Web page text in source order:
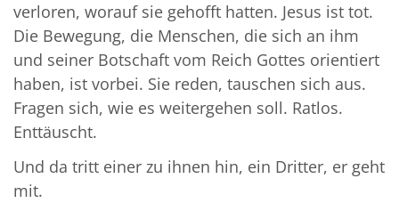
verloren, worauf sie gehofft hatten. Jesus ist tot.
Die Bewegung, die Menschen, die sich an ihm
und seiner Botschaft vom Reich Gottes orientiert
haben, ist vorbei. Sie reden, tauschen sich aus.
Fragen sich, wie es weitergehen soll. Ratlos.
Enttäuscht.
Und da tritt einer zu ihnen hin, ein Dritter, er geht
mit.